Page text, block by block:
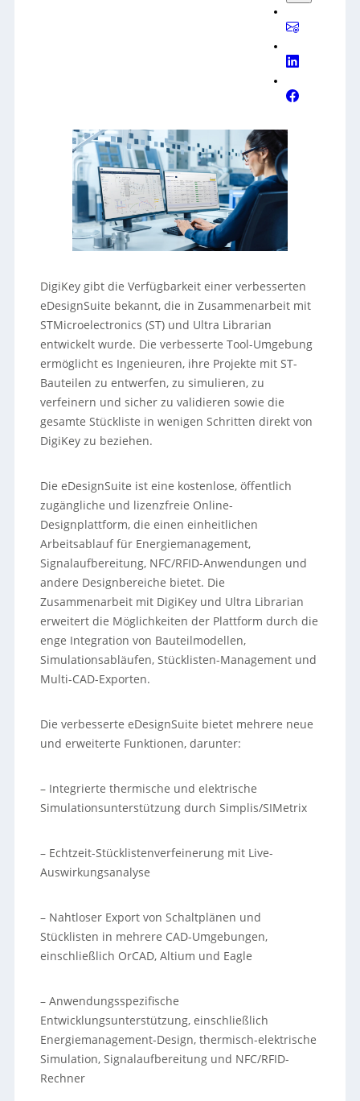
DigiKey gibt die Verfügbarkeit einer verbesserten
eDesignSuite bekannt, die in Zusammenarbeit mit
STMicroelectronics (ST) und Ultra Librarian
entwickelt wurde. Die verbesserte Tool-Umgebung
ermöglicht es Ingenieuren, ihre Projekte mit ST-
Bauteilen zu entwerfen, zu simulieren, zu
verfeinern und sicher zu validieren sowie die
gesamte Stückliste in wenigen Schritten direkt von
DigiKey zu beziehen.
Die eDesignSuite ist eine kostenlose, öffentlich
zugängliche und lizenzfreie Online-
Designplattform, die einen einheitlichen
Arbeitsablauf für Energiemanagement,
Signalaufbereitung, NFC/RFID-Anwendungen und
andere Designbereiche bietet. Die
Zusammenarbeit mit DigiKey und Ultra Librarian
erweitert die Möglichkeiten der Plattform durch die
enge Integration von Bauteilmodellen,
Simulationsabläufen, Stücklisten-Management und
Multi-CAD-Exporten.
Die verbesserte eDesignSuite bietet mehrere neue
und erweiterte Funktionen, darunter:
– Integrierte thermische und elektrische
Simulationsunterstützung durch Simplis/SIMetrix
– Echtzeit-Stücklistenverfeinerung mit Live-
Auswirkungsanalyse
– Nahtloser Export von Schaltplänen und
Stücklisten in mehrere CAD-Umgebungen,
einschließlich OrCAD, Altium und Eagle
– Anwendungsspezifische
Entwicklungsunterstützung, einschließlich
Energiemanagement-Design, thermisch-elektrische
Simulation, Signalaufbereitung und NFC/RFID-
Rechner